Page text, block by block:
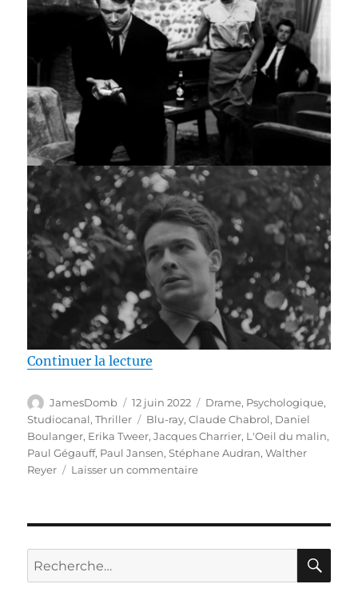
Continuer la lecture
Auteur
JamesDomb
Publié
le
12 juin 2022 Catégories
Drame, Psychologique,
Studiocanal,Thriller Étiquettes
Blu-ray,Claude Chabrol, Daniel
Boulanger, Erika Tweer,Jacques Charrier, L'Oeil du malin,
Paul Gégauff, Paul Jansen,Stéphane Audran,Walther
Reyer
Laisser un commentairesur
L’Oeil
malin,
Recherche
pour :